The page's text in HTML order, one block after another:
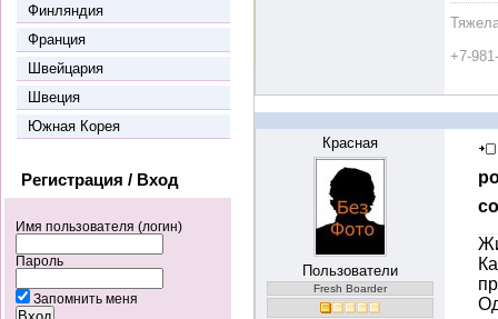
Финляндия
Франция
Швейцария
Швеция
Южная Корея
Регистрация / Вход
Имя пользователя (логин)
Пароль
Запомнить меня
+7-
Красная
Пользователи
Fresh Boarder